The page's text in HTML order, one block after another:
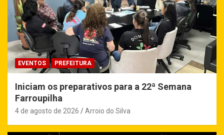
EVENTOS PREFEITURA
Iniciam os preparativos para a 22ª Semana
Farroupilha
4 de agosto de 2026 Arroio do Silva